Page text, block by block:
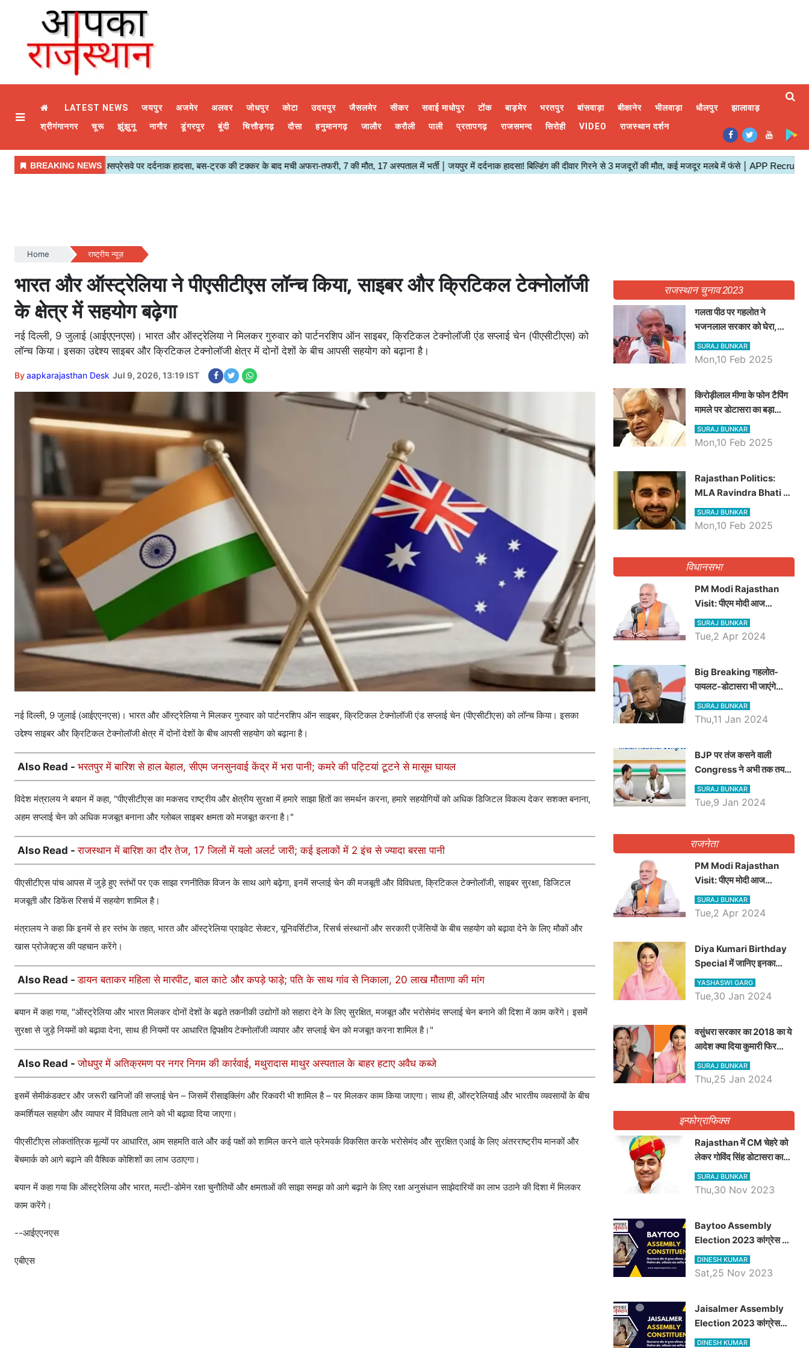
LATEST NEWS जयपुर अजमेर अलवर जोधपुर कोटा उदयपुर जैसलमेर सीकर सवाई माधोपुर टोंक बाड़मेर भरतपुर बांसवाड़ा बीकानेर भीलवाड़ा धौलपुर
झालावाड़
श्रीगंगानगर
चूरू झुंझुनू नागौर डूंगरपुर बूंदी चित्तौड़गढ़ दौसा हनुमानगढ़ जालौर करौली पाली प्रतापगढ़ राजसमन्द सिरोही VIDEO राजस्थान दर्शन
Home राष्ट्रीय न्यूज़
भारत और ऑस्ट्रेलिया ने पीएसीटीएस लॉन्च किया, साइबर और क्रिटिकल टेक्नोलॉजी
के क्षेत्र में सहयोग बढ़ेगा
नई दिल्ली, 9 जुलाई (आईएएनएस)। भारत और ऑस्ट्रेलिया ने मिलकर गुरुवार को पार्टनरशिप ऑन साइबर, क्रिटिकल टेक्नोलॉजी एंड सप्लाई चेन (पीएसीटीएस) को
लॉन्च किया। इसका उद्देश्य साइबर और क्रिटिकल टेक्नोलॉजी क्षेत्र में दोनों देशों के बीच आपसी सहयोग को बढ़ाना है।
Byaapkarajasthan Desk Jul 9, 2026, 13:19 IST
नई दिल्ली, 9 जुलाई (आईएएनएस)। भारत और ऑस्ट्रेलिया ने मिलकर गुरुवार को पार्टनरशिप ऑन साइबर, क्रिटिकल टेक्नोलॉजी एंड सप्लाई चेन (पीएसीटीएस) को लॉन्च किया। इसका
उद्देश्य साइबर और क्रिटिकल टेक्नोलॉजी क्षेत्र में दोनों देशों के बीच आपसी सहयोग को बढ़ाना है।
Also Read - भरतपुर में बारिश से हाल बेहाल, सीएम जनसुनवाई केंद्र में भरा पानी; कमरे की पट्टियां टूटने से मासूम घायल
विदेश मंत्रालय ने बयान में कहा, "पीएसीटीएस का मकसद राष्ट्रीय और क्षेत्रीय सुरक्षा में हमारे साझा हितों का समर्थन करना, हमारे सहयोगियों को अधिक डिजिटल विकल्प देकर सशक्त बनाना,
अहम सप्लाई चेन को अधिक मजबूत बनाना और ग्लोबल साइबर क्षमता को मजबूत करना है।"
Also Read -राजस्थान में बारिश का दौर तेज, 17 जिलों में यलो अलर्ट जारी; कई इलाकों में 2 इंच से ज्यादा बरसा पानी
पीएसीटीएस पांच आपस में जुड़े हुए स्तंभों पर एक साझा रणनीतिक विजन के साथ आगे बढ़ेगा, इनमें सप्लाई चेन की मजबूती और विविधता, क्रिटिकल टेक्नोलॉजी, साइबर सुरक्षा, डिजिटल
मजबूती और डिफेंस रिसर्च में सहयोग शामिल है।
मंत्रालय ने कहा कि इनमें से हर स्तंभ के तहत, भारत और ऑस्ट्रेलिया प्राइवेट सेक्टर, यूनिवर्सिटीज, रिसर्च संस्थानों और सरकारी एजेंसियों के बीच सहयोग को बढ़ावा देने के लिए मौकों और
खास प्रोजेक्ट्स की पहचान करेंगे।
Also Read -डायन बताकर महिला से मारपीट, बाल काटे और कपड़े फाड़े; पति के साथ गांव से निकाला, 20 लाख मौताणा की मांग
बयान में कहा गया, "ऑस्ट्रेलिया और भारत मिलकर दोनों देशों के बढ़ते तकनीकी उद्योगों को सहारा देने के लिए सुरक्षित, मजबूत और भरोसेमंद सप्लाई चेन बनाने की दिशा में काम करेंगे। इसमें
सुरक्षा से जुड़े नियमों को बढ़ावा देना, साथ ही नियमों पर आधारित द्विपक्षीय टेक्नोलॉजी व्यापार और सप्लाई चेन को मजबूत करना शामिल है।"
Also Read -जोधपुर में अतिक्रमण पर नगर निगम की कार्रवाई, मथुरादास माथुर अस्पताल के बाहर हटाए अवैध कब्जे
इसमें सेमीकंडक्टर और जरूरी खनिजों की सप्लाई चेन – जिसमें रीसाइक्लिंग और रिकवरी भी शामिल है – पर मिलकर काम किया जाएगा। साथ ही, ऑस्ट्रेलियाई और भारतीय व्यवसायों के बीच
कमर्शियल सहयोग और व्यापार में विविधता लाने को भी बढ़ावा दिया जाएगा।
पीएसीटीएस लोकतांत्रिक मूल्यों पर आधारित, आम सहमति वाले और कई पक्षों को शामिल करने वाले फ्रेमवर्क विकसित करके भरोसेमंद और सुरक्षित एआई के लिए अंतरराष्ट्रीय मानकों और
बेंचमार्क को आगे बढ़ाने की वैश्विक कोशिशों का लाभ उठाएगा।
बयान में कहा गया कि ऑस्ट्रेलिया और भारत, मल्टी-डोमेन रक्षा चुनौतियों और क्षमताओं की साझा समझ को आगे बढ़ाने के लिए रक्षा अनुसंधान साझेदारियों का लाभ उठाने की दिशा में मिलकर
काम करेंगे।
--आईएएनएस
एबीएस
राजस्थान चुनाव 2023
गलता पीठ पर गहलोत ने
भजनलाल सरकार को घेरा,
Video में देखें अब तक बड़ी
खबरें
SURAJ BUNKAR
Mon,10 Feb 2025
किरोड़ीलाल मीणा के फोन टैपिंग
मामले पर डोटासरा का बड़ा
आरोप, वीडियो में देखें AZ बड़ी
खबरें
SURAJ BUNKAR
Mon,10 Feb 2025
Rajasthan Politics:
MLA Ravindra Bhati ने
प्रदेश की शिक्षा व्यवस्था पर
उठाए सवाल, Madan
SURAJ BUNKAR
Mon,10 Feb 2025
विधानसभा
PM Modi Rajasthan
Visit: पीएम मोदी आज
राजस्थान में कोटपूतली में करेंगे
विशाल रैली, एक सभा से 8 सीटों
SURAJ BUNKAR
Tue,2 Apr 2024
Big Breaking गहलोत-
पायलट-डोटासरा भी जाएंगे
अयोध्या, करेंगे रामलला के दर्शन
SURAJ BUNKAR
Thu,11 Jan 2024
BJP पर तंज कसने वाली
Congress ने अभी तक तय
नहीं किया नेता प्रतिपक्ष, जानें
कौन होगा दावेदार
SURAJ BUNKAR
Tue,9 Jan 2024
राजनेता
PM Modi Rajasthan
Visit: पीएम मोदी आज
राजस्थान में कोटपूतली में करेंगे
विशाल रैली, एक सभा से 8 सीटों
SURAJ BUNKAR
Tue,2 Apr 2024
Diya Kumari Birthday
Special में जानिए इनका
राजकुमारी से राजस्थान की
डिप्टी सीएम बनने तक का सफर,
YASHASWI GARG
Tue,30 Jan 2024
वसुंधरा सरकार का 2018 का ये
आदेश क्या दिया कुमारी फिर
करेंगी लागू? कांग्रेस सरकार ने
किया था निरस्त
SURAJ BUNKAR
Thu,25 Jan 2024
इन्फोग्राफिक्स
Rajasthan में CM चेहरे को
लेकर गोविंद सिंह डोटासरा का
बड़ा बयान आया सामने, जानें
विचार
SURAJ BUNKAR
Thu,30 Nov 2023
Baytoo Assembly
Election 2023 कांग्रेस से
हरीश चौधरी तो बालाराम मुंड होंगे
भाजपा उम्मीदवार, जानिये बायतू
DINESH KUMAR
Sat,25 Nov 2023
​​​​​​​Jaisalmer Assembly
Election 2023 कांग्रेस
रूपा राम मेघवाल तो छोटु सिंह
DINESH KUMAR